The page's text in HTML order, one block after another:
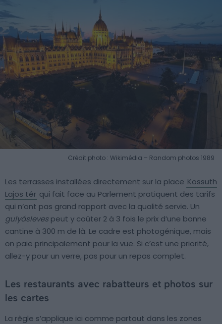
Crédit photo : Wikimédia – Random photos 1989
Les terrasses installées directement sur la place Kossuth
Lajos tér qui fait face au Parlement pratiquent des tarifs
qui n’ont pas grand rapport avec la qualité servie. Un
gulyásleves peut y coûter 2 à 3 fois le prix d’une bonne
cantine à 300 m de là. Le cadre est photogénique, mais
on paie principalement pour la vue. Si c’est une priorité,
allez-y pour un verre, pas pour un repas complet.
Les restaurants avec rabatteurs et photos sur
les cartes
La règle s’applique ici comme partout dans les zones